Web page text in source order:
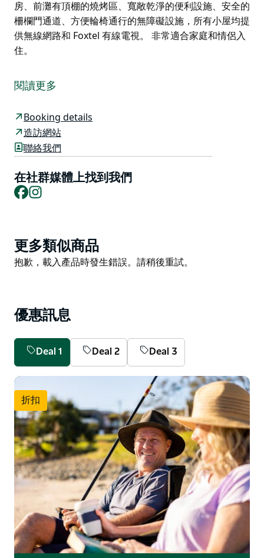
房、前灘有頂棚的燒烤區、寬敞乾淨的便利設施、安全的
柵欄門通道、方便輪椅通行的無障礙設施，所有小屋均提
供無線網路和 Foxtel 有線電視。 非常適合家庭和情侶入
住。
房車和露營地，您可以選擇供電或不供電的營地。此外，
還有六種類型的小屋可供選擇，從經典的 Jabiru 到寬敞
住，享受難忘的假期。
假日公園位於寧靜的塔格拉湖 (Tuggerah Lakes) 前灘，
公園內設有船坡道、營地廚房、前灘有頂棚的燒烤區、寬
敞乾淨的便利設施、安全的柵欄門通道、方便輪椅通行的
無障礙設施，所有小屋均提供無線網路和 Foxtel 有線電
閱讀更多
Booking details
造訪網站
聯絡我們
在社群媒體上找到我們
Facebook
Product
List
更多類似商品
Product
抱歉，載入產品時發生錯誤。請稍後重試。
優惠訊息
Deal 1 Deal 2 Deal 3
折扣